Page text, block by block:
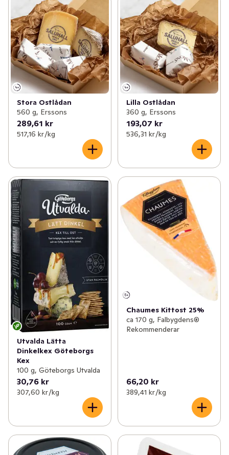
Stora Ostlådan
560 g, Erssons
289,61 kr
517,16 kr /kg
Lilla Ostlådan
360 g, Erssons
193,07 kr
536,31 kr /kg
Utvalda Lätta
Dinkelkex Göteborgs
Kex
100 g, Göteborgs Utvalda
30,76 kr
307,60 kr /kg
Chaumes Kittost 25%
ca 170 g, Falbygdens®
Rekommenderar
66,20 kr
389,41 kr /kg